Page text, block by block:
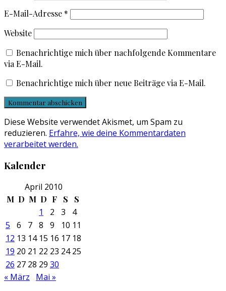
E-Mail-Adresse *
Website
Benachrichtige mich über nachfolgende Kommentare
via E-Mail.
Benachrichtige mich über neue Beiträge via E-Mail.
Diese Website verwendet Akismet, um Spam zu
reduzieren. Erfahre, wie deine Kommentardaten
verarbeitet werden.
Kalender
April 2010
M D M D F S S
1 2 3
4
5
6 7 8 9 10 11
12 13 14 15 16 17 18
19 20 21 22 23 24 25
26 27 28 29 30
« März
Mai »